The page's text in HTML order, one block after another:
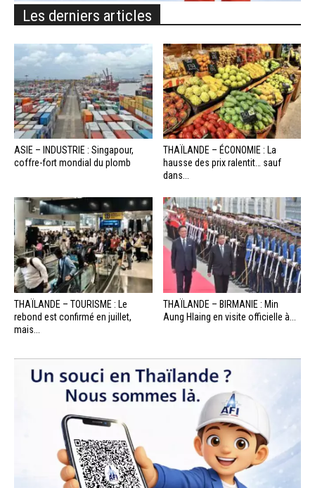
Les derniers articles
ASIE – INDUSTRIE : Singapour,
coffre-fort mondial du plomb
THAÏLANDE – ÉCONOMIE : La
hausse des prix ralentit… sauf
dans...
THAÏLANDE – TOURISME : Le
rebond est confirmé en juillet,
mais...
THAÏLANDE – BIRMANIE : Min
Aung Hlaing en visite officielle à...